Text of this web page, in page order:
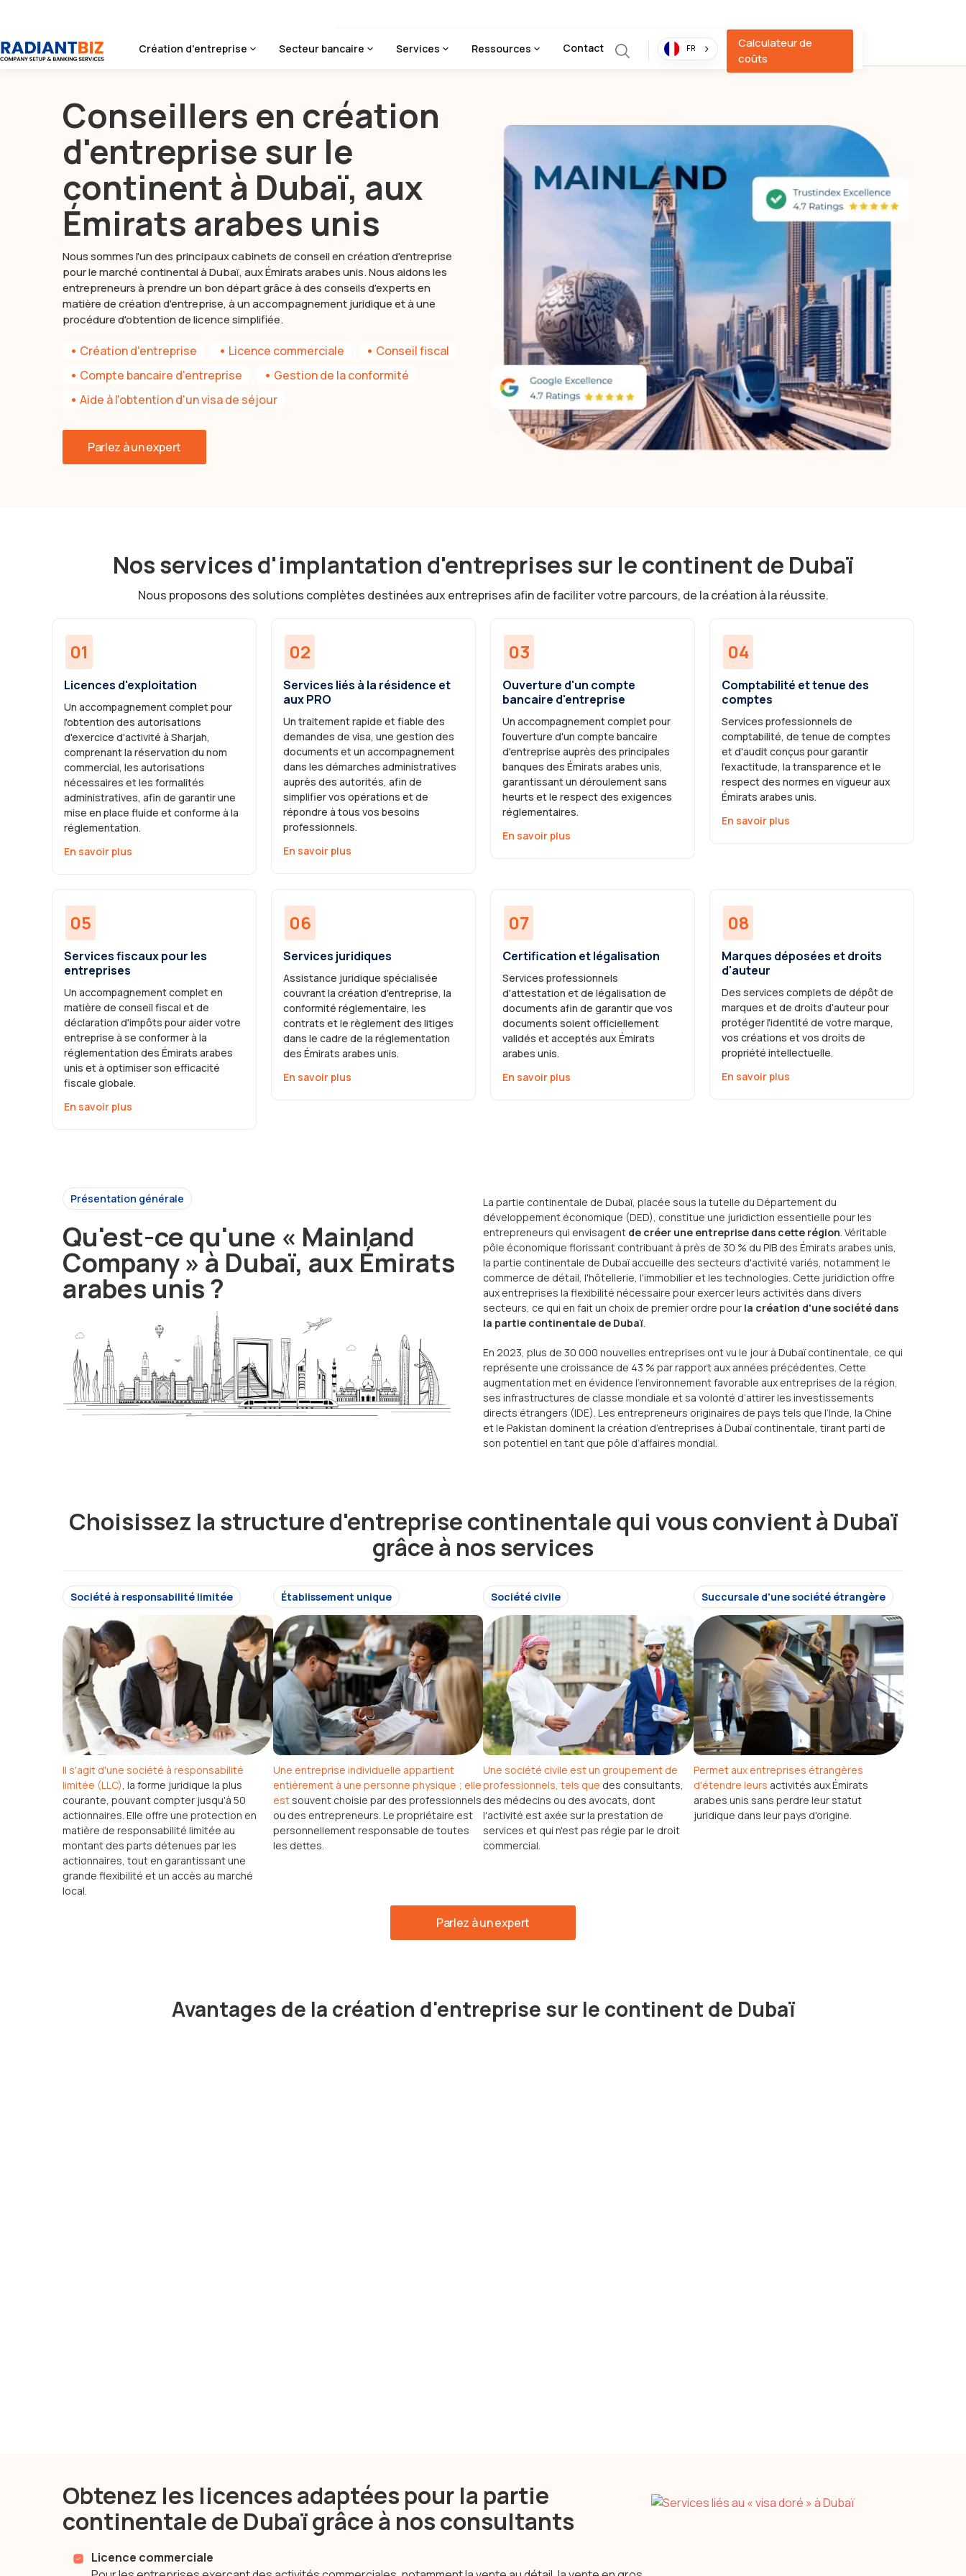
Création d'entreprise Secteur bancaire Services Ressources Contact FR
Calculateur de
coûts
Accueil/Dubaï Continentale
Conseillers en création
d'entreprise sur le
continent à Dubaï, aux
Émirats arabes unis
Nous sommes l'un des principaux cabinets de conseil en création d'entreprise
pour le marché continental à Dubaï, aux Émirats arabes unis. Nous aidons les
entrepreneurs à prendre un bon départ grâce à des conseils d'experts en
matière de création d'entreprise, à un accompagnement juridique et à une
procédure d'obtention de licence simplifiée.
• Création d'entreprise • Licence commerciale • Conseil fiscal
• Compte bancaire d'entreprise • Gestion de la conformité
• Aide à l'obtention d'un visa de séjour
Parlez à un expert
Nos services d'implantation d'entreprises sur le continent de Dubaï
Nous proposons des solutions complètes destinées aux entreprises afin de faciliter votre parcours, de la création à la réussite.
01
Licences d'exploitation
Un accompagnement complet pour
l'obtention des autorisations
d'exercice d'activité à Sharjah,
comprenant la réservation du nom
commercial, les autorisations
nécessaires et les formalités
administratives, afin de garantir une
mise en place fluide et conforme à la
réglementation.
En savoir plus
02
Services liés à la résidence et
aux PRO
Un traitement rapide et fiable des
demandes de visa, une gestion des
documents et un accompagnement
dans les démarches administratives
auprès des autorités, afin de
simplifier vos opérations et de
répondre à tous vos besoins
professionnels.
En savoir plus
03
Ouverture d'un compte
bancaire d'entreprise
Un accompagnement complet pour
l'ouverture d'un compte bancaire
d'entreprise auprès des principales
banques des Émirats arabes unis,
garantissant un déroulement sans
heurts et le respect des exigences
réglementaires.
En savoir plus
04
Comptabilité et tenue des
comptes
Services professionnels de
comptabilité, de tenue de comptes
et d'audit conçus pour garantir
l'exactitude, la transparence et le
respect des normes en vigueur aux
Émirats arabes unis.
En savoir plus
05
Services fiscaux pour les
entreprises
Un accompagnement complet en
matière de conseil fiscal et de
déclaration d'impôts pour aider votre
entreprise à se conformer à la
réglementation des Émirats arabes
unis et à optimiser son efficacité
fiscale globale.
En savoir plus
06
Services juridiques
Assistance juridique spécialisée
couvrant la création d'entreprise, la
conformité réglementaire, les
contrats et le règlement des litiges
dans le cadre de la réglementation
des Émirats arabes unis.
En savoir plus
07
Certification et légalisation
Services professionnels
d'attestation et de légalisation de
documents afin de garantir que vos
documents soient officiellement
validés et acceptés aux Émirats
arabes unis.
En savoir plus
08
Marques déposées et droits
d'auteur
Des services complets de dépôt de
marques et de droits d'auteur pour
protéger l'identité de votre marque,
vos créations et vos droits de
propriété intellectuelle.
En savoir plus
Présentation générale
Qu'est-ce qu'une « Mainland
Company » à Dubaï, aux Émirats
arabes unis ?
La partie continentale de Dubaï, placée sous la tutelle du Département du
développement économique (DED), constitue une juridiction essentielle pour les
entrepreneurs qui envisagent de créer une entreprise dans cette région. Véritable
pôle économique florissant contribuant à près de 30 % du PIB des Émirats arabes unis,
la partie continentale de Dubaï accueille des secteurs d'activité variés, notamment le
commerce de détail, l'hôtellerie, l'immobilier et les technologies. Cette juridiction offre
aux entreprises la flexibilité nécessaire pour exercer leurs activités dans divers
secteurs, ce qui en fait un choix de premier ordre pour la création d'une société dans
la partie continentale de Dubaï.
En 2023, plus de 30 000 nouvelles entreprises ont vu le jour à Dubaï continentale, ce qui
représente une croissance de 43 % par rapport aux années précédentes. Cette
augmentation met en évidence l’environnement favorable aux entreprises de la région,
ses infrastructures de classe mondiale et sa volonté d’attirer les investissements
directs étrangers (IDE). Les entrepreneurs originaires de pays tels que l’Inde, la Chine
et le Pakistan dominent la création d’entreprises à Dubaï continentale, tirant parti de
son potentiel en tant que pôle d’affaires mondial.
Choisissez la structure d'entreprise continentale qui vous convient à Dubaï
grâce à nos services
Société à responsabilité limitée
Il s'agit d'une société à responsabilité
limitée (LLC), la forme juridique la plus
courante, pouvant compter jusqu'à 50
actionnaires. Elle offre une protection en
matière de responsabilité limitée au
montant des parts détenues par les
actionnaires, tout en garantissant une
grande flexibilité et un accès au marché
local.
Établissement unique
Une entreprise individuelle appartient
entièrement à une personne physique ; elle
estsouvent choisie par des professionnels
ou des entrepreneurs. Le propriétaire est
personnellement responsable de toutes
les dettes.
Société civile
Une société civile est un groupement de
professionnels, tels que des consultants,
des médecins ou des avocats, dont
l'activité est axée sur la prestation de
services et qui n'est pas régie par le droit
commercial.
Succursale d'une société étrangère
Permet aux entreprises étrangères
d'étendre leurs activités aux Émirats
arabes unis sans perdre leur statut
juridique dans leur pays d'origine.
Parlez à un expert
Avantages de la création d'entreprise sur le continent de Dubaï
Obtenez les licences adaptées pour la partie
continentale de Dubaï grâce à nos consultants
Licence commerciale